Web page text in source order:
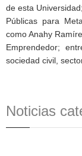
de esta
Públicas para
como Anahy
Emprendedor;
sociedad civil,
Noticias